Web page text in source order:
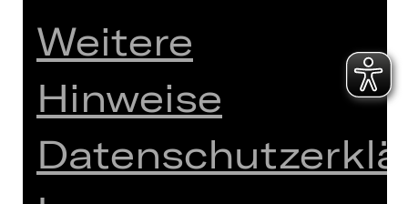
Home
Spielplan
Künstler*innen
Newsletter
Kartenkauf
Abos 26/27
Interner Bereich
ZVB/L
AGB
Datenschutz
Weitere
Hinweise